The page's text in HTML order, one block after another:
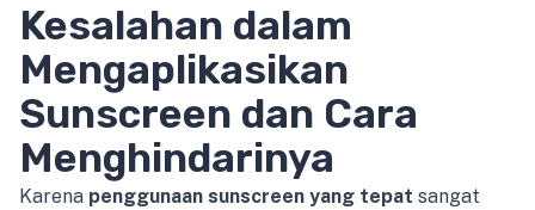
Kesalahan dalam
Mengaplikasikan
Sunscreen dan Cara
Menghindarinya
Karena penggunaan sunscreen yang tepat sangat